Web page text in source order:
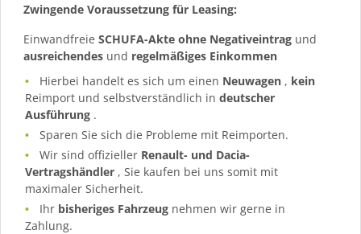
Zwingende Voraussetzung für Leasing:
Einwandfreie SCHUFA-Akte ohne Negativeintrag und
ausreichendes und regelmäßiges Einkommen
Hierbei handelt es sich um einen Neuwagen , kein
Reimport und selbstverständlich in deutscher
Ausführung .
Sparen Sie sich die Probleme mit Reimporten.
Wir sind offizieller Renault- und Dacia-
Vertragshändler , Sie kaufen bei uns somit mit
maximaler Sicherheit.
Ihr bisheriges Fahrzeug nehmen wir gerne in
Zahlung.